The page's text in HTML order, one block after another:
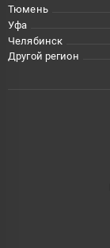
Тюмень
Уфа
Челябинск
Другой регион